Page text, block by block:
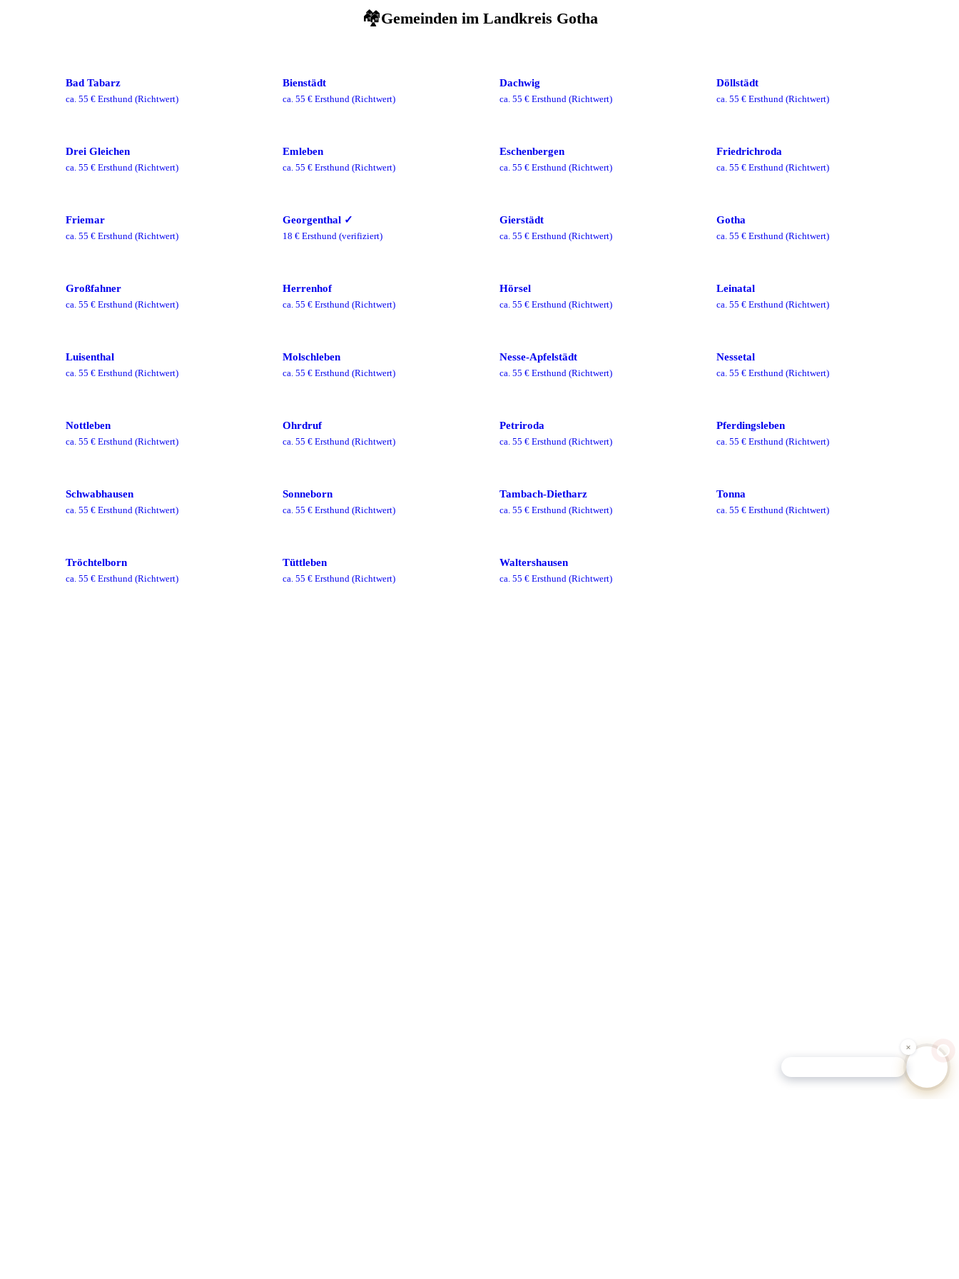
🏘️Gemeinden im Landkreis Gotha
Bad Tabarz
ca. 55 € Ersthund (Richtwert)
Bienstädt
ca. 55 € Ersthund (Richtwert)
Dachwig
ca. 55 € Ersthund (Richtwert)
Döllstädt
ca. 55 € Ersthund (Richtwert)
Drei Gleichen
ca. 55 € Ersthund (Richtwert)
Emleben
ca. 55 € Ersthund (Richtwert)
Eschenbergen
ca. 55 € Ersthund (Richtwert)
Friedrichroda
ca. 55 € Ersthund (Richtwert)
Friemar
ca. 55 € Ersthund (Richtwert)
Georgenthal ✓
18 € Ersthund (verifiziert)
Gierstädt
ca. 55 € Ersthund (Richtwert)
Gotha
ca. 55 € Ersthund (Richtwert)
Großfahner
ca. 55 € Ersthund (Richtwert)
Herrenhof
ca. 55 € Ersthund (Richtwert)
Hörsel
ca. 55 € Ersthund (Richtwert)
Leinatal
ca. 55 € Ersthund (Richtwert)
Luisenthal
ca. 55 € Ersthund (Richtwert)
Molschleben
ca. 55 € Ersthund (Richtwert)
Nesse-Apfelstädt
ca. 55 € Ersthund (Richtwert)
Nessetal
ca. 55 € Ersthund (Richtwert)
Nottleben
ca. 55 € Ersthund (Richtwert)
Ohrdruf
ca. 55 € Ersthund (Richtwert)
Petriroda
ca. 55 € Ersthund (Richtwert)
Pferdingsleben
ca. 55 € Ersthund (Richtwert)
Schwabhausen
ca. 55 € Ersthund (Richtwert)
Sonneborn
ca. 55 € Ersthund (Richtwert)
Tambach-Dietharz
ca. 55 € Ersthund (Richtwert)
Tonna
ca. 55 € Ersthund (Richtwert)
Tröchtelborn
ca. 55 € Ersthund (Richtwert)
Tüttleben
ca. 55 € Ersthund (Richtwert)
Waltershausen
ca. 55 € Ersthund (Richtwert)